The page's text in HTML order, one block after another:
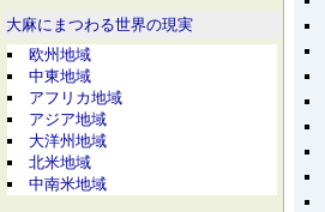
大麻にまつわる世界の現実
欧州地域
中東地域
アフリカ地域
アジア地域
大洋州地域
北米地域
中南米地域